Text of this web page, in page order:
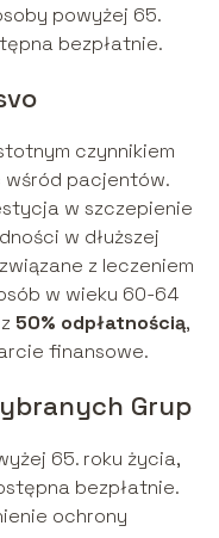
powyżej 65.
bezpłatnie.
czynnikiem
wśród pacjentów.
w szczepienie
w dłuższej
z leczeniem
w wieku 60-64
50% odpłatnością,
finansowe.
Grup
65. roku życia,
bezpłatnie.
ochrony